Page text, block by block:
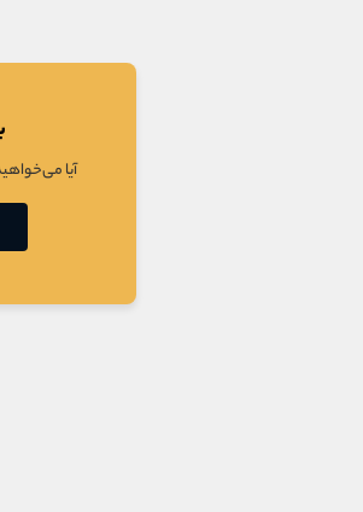
آیا